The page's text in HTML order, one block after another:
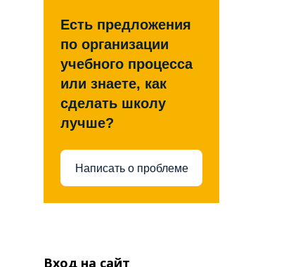
Есть предложения
по организации
учебного процесса
или знаете, как
сделать школу
лучше?
Написать о проблеме
Вход на сайт